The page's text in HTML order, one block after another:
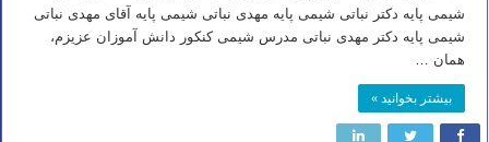
شیمی پایه دکتر نباتی شیمی پایه مهدی نباتی شیمی پایه آقای مهدی نباتی
شیمی پایه دکتر مهدی نباتی مدرس شیمی کنکور دانش آموزان عزیزم،
همان …
بیشتر بخوانید »